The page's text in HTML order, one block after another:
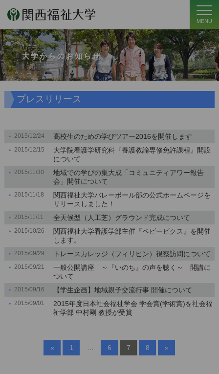
MENU
大学からのお知らせ
プレスリリース
2015/12/24 高校生のための学びツアー2016を開催します
2015/12/15
大学院看護学研究科『養護教諭専修免許課程』開設
について
2015/11/30
地域での学びの集大成「コミュニティアワー報告
会」開催について
2015/11/18
関西福祉大学バレーボール部の公式ホームページを
リリースしました！
2015/11/11 全天候型（人工芝）グラウンド完成について
2015/10/26
関西福祉大学看護学部主催『ベビービクス』を開催
します。
2015/09/29 トレースカレッジ（フィリピン）視察訪問について
2015/09/21
一般公開講座 ～『いのち』の声を聴く～ 開講に
ついて
2015/09/16 【学生企画】地域親子交流行事 開催について
2015/09/01
2015年度日本社会福祉学会 学会賞(学術賞)を社会福
祉学部 中村剛 教授が受賞
« 1 6 7 8 »